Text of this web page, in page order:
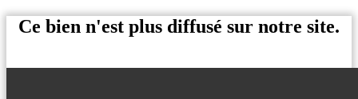
Ce bien n'est plus diffusé sur notre site.